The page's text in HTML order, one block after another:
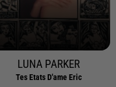
LUNA PARKER
Tes Etats D'ame Eric